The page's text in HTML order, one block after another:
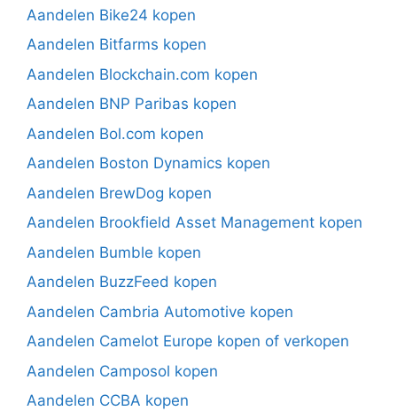
Aandelen Bike24 kopen
Aandelen Bitfarms kopen
Aandelen Blockchain.com kopen
Aandelen BNP Paribas kopen
Aandelen Bol.com kopen
Aandelen Boston Dynamics kopen
Aandelen BrewDog kopen
Aandelen Brookfield Asset Management kopen
Aandelen Bumble kopen
Aandelen BuzzFeed kopen
Aandelen Cambria Automotive kopen
Aandelen Camelot Europe kopen of verkopen
Aandelen Camposol kopen
Aandelen CCBA kopen